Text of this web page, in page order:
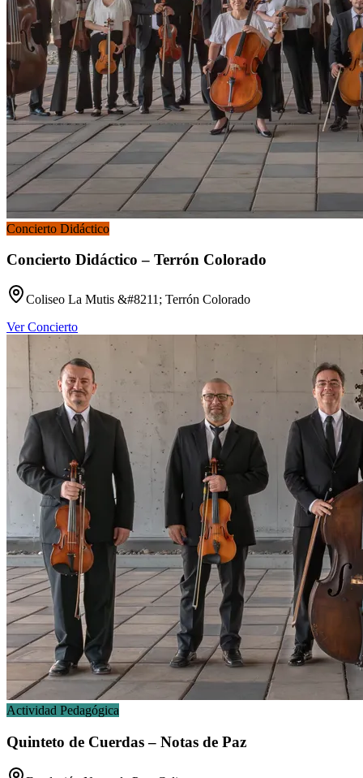
Concierto Didáctico
Concierto Didáctico – Terrón Colorado
Coliseo La Mutis &#8211; Terrón Colorado
Ver Concierto
Actividad Pedagógica
Quinteto de Cuerdas – Notas de Paz